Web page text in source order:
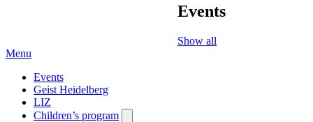
Events
Show all
Menu
Events
Geist Heidelberg
LIZ
Children’s program